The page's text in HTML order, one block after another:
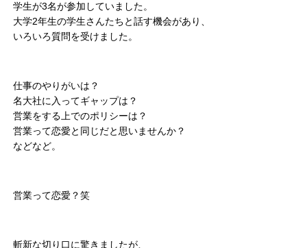
学生が3名が参加していました。
大学2年生の学生さんたちと話す機会があり、
いろいろ質問を受けました。
仕事のやりがいは？
名大社に入ってギャップは？
営業をする上でのポリシーは？
営業って恋愛と同じだと思いませんか？
などなど。
営業って恋愛？笑
斬新な切り口に驚きましたが、